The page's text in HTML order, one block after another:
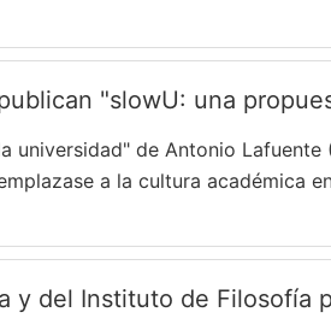
"slowU: una
universidad" de Antonio
a la cultura académica
y del Instituto de